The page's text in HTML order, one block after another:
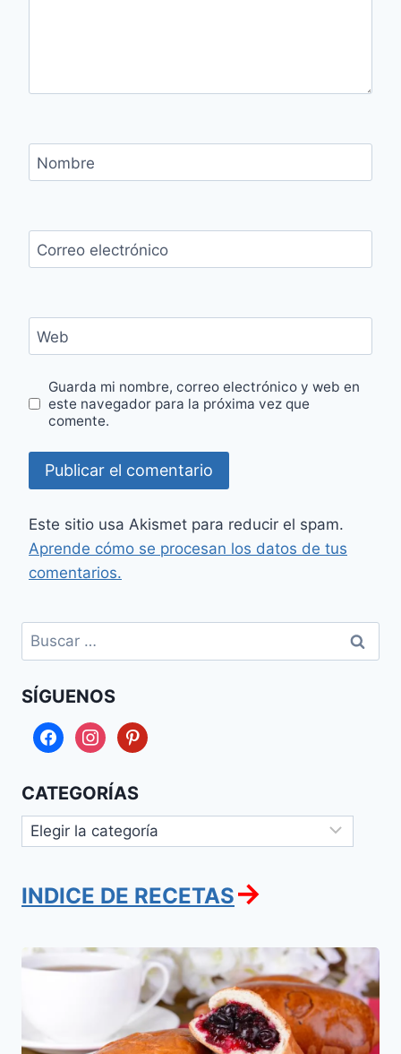
Nombre
Correo electrónico
Web
Guarda mi nombre, correo electrónico y web en
este navegador para la próxima vez que
comente.
Este sitio usa Akismet para reducir el spam.
Aprende cómo se procesan los datos de tus
comentarios.
Buscar:
SÍGUENOS
facebookinstagrampinterest
CATEGORÍAS
Categorías
INDICE DE RECETAS→
Pirishkes